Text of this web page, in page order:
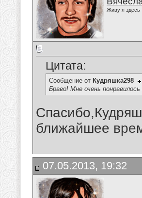
Живу я здесь
Цитата:
Сообщение от Кудряшка298
Браво! Мне очень понравилось
ближайшее
07.05.2013, 19:32